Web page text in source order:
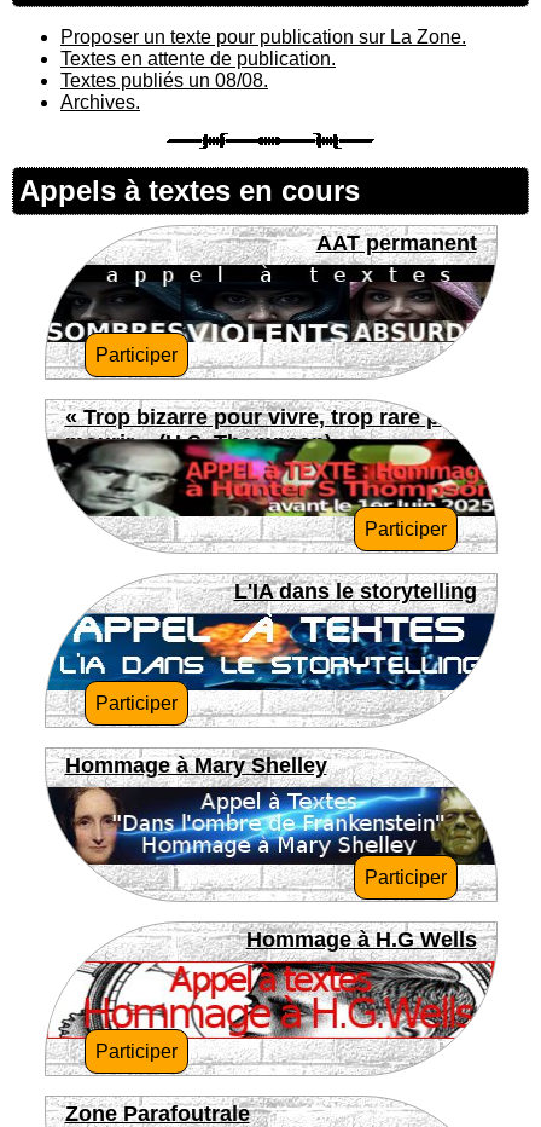
Proposer un texte pour publication sur La Zone.
Textes en attente de publication.
Textes publiés un 08/08.
Archives.
Appels à textes en cours
AAT permanent
Participer
« Trop bizarre pour vivre, trop rare pour
mourir » (H.S. Thompson)
Participer
L'IA dans le storytelling
Participer
Hommage à Mary Shelley
Participer
Hommage à H.G Wells
Participer
Zone Parafoutrale